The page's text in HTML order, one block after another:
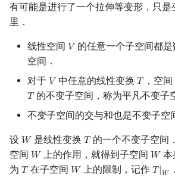
序列自动机
最小表示法
Main–Lorentz 算法
阶 & 原根
离散对数
数论分块
莫比乌斯反演
树套树
K-D Tree
析合树
手指树
哈密顿图
二分图
弦图
网络流
珂朵莉树/颜色段均摊
空间优化简介
有可能是进行了一个拉伸等变形，只是
里．
线性空间 𝑉
V 的任意一个子空间都
空间．
对于 𝑉
V 中任意的线性变换𝑇
T ，空间
𝑇
T 的不变子空间，称为平凡不变子
不变子空间的交与和也是不变子空
设 𝑊
W是线性变换 𝑇
T 的一个不变子空间
空间 𝑊
W上的作用，就得到子空间 𝑊
W本
为 𝑇
T 在子空间 𝑊
W 上的限制，记作𝑇 |𝑊
T| W ．